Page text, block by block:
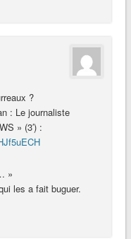
?
: Le journaliste
» (3′) :
»
les a fait buguer.